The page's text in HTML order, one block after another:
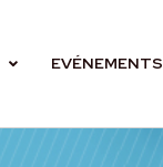
EVÉNEMENTS